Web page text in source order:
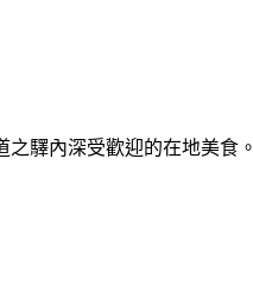
驛內深受歡迎的在地美食。